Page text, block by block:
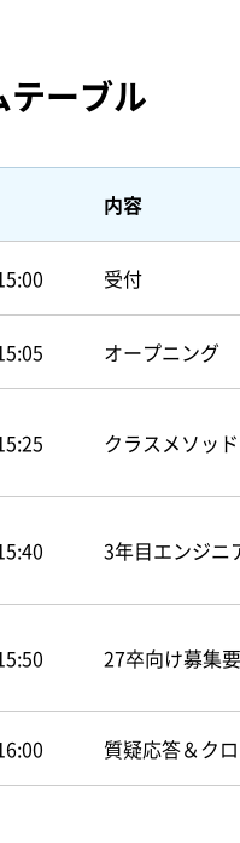
テーブル
内容
受付
オープニング
クラスメソッ
3年目エンジニ
27卒向け募集
質疑応答＆ク